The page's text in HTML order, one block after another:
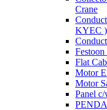
Crane
KYEC )
Flat
Motor
Motor
Panel